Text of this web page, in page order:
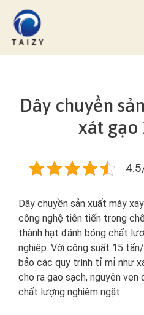
Chuyển
đến
Dây chuyền
xát gạo
Dây chuyền sản xuất máy
công nghệ tiên tiến trong
thành hạt đánh bóng chất
nghiệp. Với công suất 15
bảo các quy trình tỉ mỉ như
cho ra gạo sạch, nguyên
chất lượng nghiêm ngặt.